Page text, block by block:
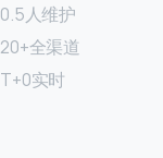
0.5人维护
20+全渠道
T+0实时